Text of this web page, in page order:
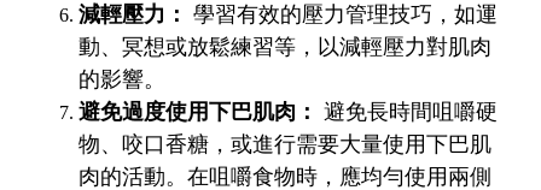
減輕壓力： 學習有效的壓力管理技巧，如運
動、冥想或放鬆練習等，以減輕壓力對肌肉
的影響。
避免過度使用下巴肌肉： 避免長時間咀嚼硬
物、咬口香糖，或進行需要大量使用下巴肌
肉的活動。在咀嚼食物時，應均勻使用兩側